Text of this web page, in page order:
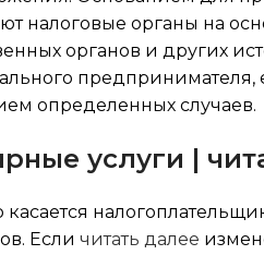
налоговые органы на
органов и других
предпринимателя,
определенных случаев.
услуги |
касается
Если читать далее